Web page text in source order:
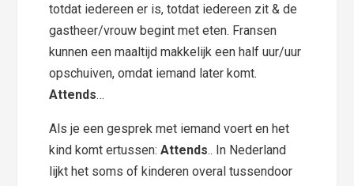
totdat iedereen er is, totdat iedereen zit & de
gastheer/vrouw begint met eten. Fransen
kunnen een maaltijd makkelijk een half uur/uur
opschuiven, omdat iemand later komt.
Attends…
Als je een gesprek met iemand voert en het
kind komt ertussen:Attends.. In Nederland
lijkt het soms of kinderen overal tussendoor